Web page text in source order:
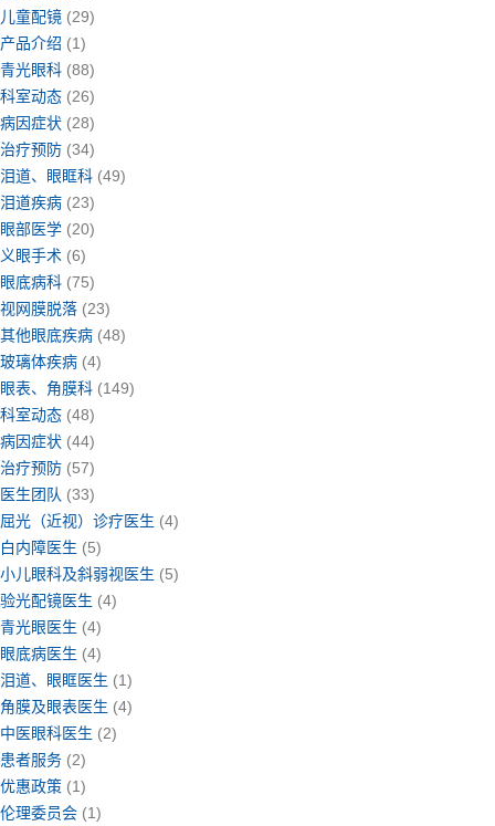
儿童配镜 (29)
产品介绍 (1)
青光眼科 (88)
科室动态 (26)
病因症状 (28)
治疗预防 (34)
泪道、眼眶科 (49)
泪道疾病 (23)
眼部医学 (20)
义眼手术 (6)
眼底病科 (75)
视网膜脱落 (23)
其他眼底疾病 (48)
玻璃体疾病 (4)
眼表、角膜科 (149)
科室动态 (48)
病因症状 (44)
治疗预防 (57)
医生团队 (33)
屈光（近视）诊疗医生 (4)
白内障医生 (5)
小儿眼科及斜弱视医生 (5)
验光配镜医生 (4)
青光眼医生 (4)
眼底病医生 (4)
泪道、眼眶医生 (1)
角膜及眼表医生 (4)
中医眼科医生 (2)
患者服务 (2)
优惠政策 (1)
伦理委员会 (1)